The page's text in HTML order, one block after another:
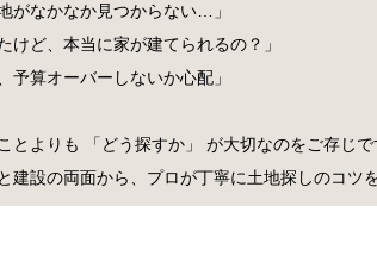
がなかなか見つからない…」
けど、本当に家が建てられるの？」
予算オーバーしないか心配」
とよりも 「どう探すか」 が大切なのをご存じ
建設の両面から、プロが丁寧に土地探しのコツ